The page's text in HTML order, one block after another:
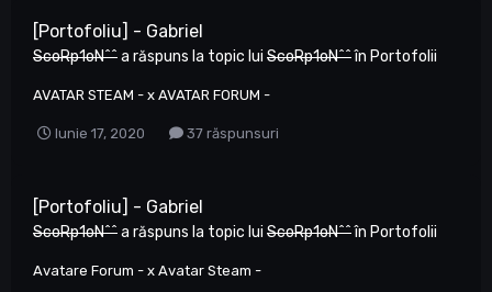
[Portofoliu] - Gabriel
ScoRp1oN^^a răspuns la topic lui ScoRp1oN^^în Portofolii
AVATAR STEAM - x AVATAR FORUM -
Iunie 17, 2020 37 răspunsuri
[Portofoliu] - Gabriel
ScoRp1oN^^a răspuns la topic lui ScoRp1oN^^în Portofolii
Avatare Forum - x Avatar Steam -